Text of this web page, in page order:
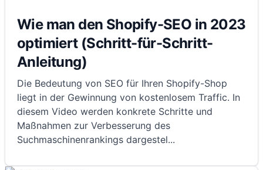
Wie man den Shopify-SEO in 2023
optimiert (Schritt-für-Schritt-
Anleitung)
Die Bedeutung von SEO für Ihren Shopify-Shop
liegt in der Gewinnung von kostenlosem Traffic. In
diesem Video werden konkrete Schritte und
Maßnahmen zur Verbesserung des
Suchmaschinenrankings dargestel...